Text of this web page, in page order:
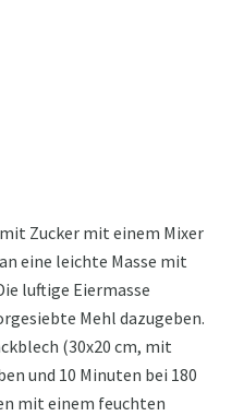
Zucker mit einem Mixer
eine leichte Masse mit
luftige Eiermasse
Mehl dazugeben.
(30x20 cm, mit
und 10 Minuten bei 180
mit einem feuchten